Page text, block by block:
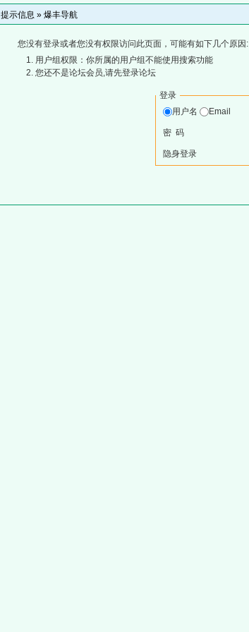
提示信息 » 爆丰导航
您没有登录或者您没有权限访问此页面，可能有如下几个原因:
用户组权限：你所属的用户组不能使用搜索功能
您还不是论坛会员,请先登录论坛
登录
用户名
Email
密 码
隐身登录